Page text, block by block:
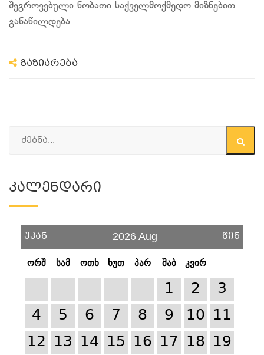
შეგროვებული ნობათი საქველმოქმედო მიზნებით
განაწილდება.
გაზიარება
Კალენდარი
უკან 2026 Aug წინ
ორშ სამ ოთხ ხუთ პარ შაბ კვირ
1 2
3
4
5 6 7 8 9 10 11
12 13 14 15 16 17 18 19